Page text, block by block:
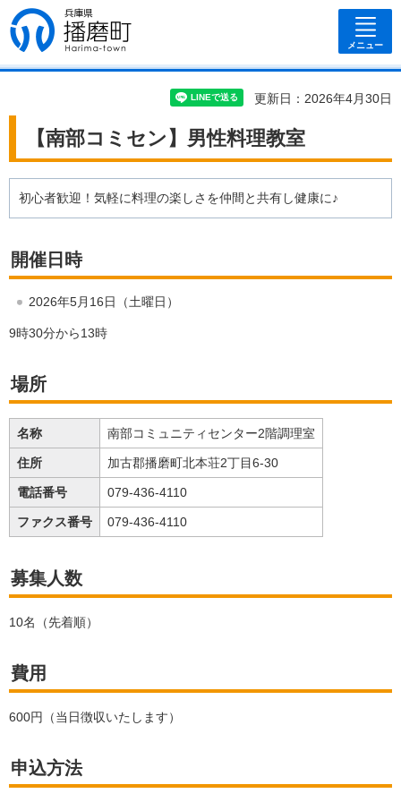
兵庫県 播磨
町
メニュー
更新日：2026年4月30日
【南部コミセン】男性料理教室
初心者歓迎！気軽に料理の楽しさを仲間と共有し健康に♪
開催日時
2026年5月16日（土曜日）
9時30分から13時
場所
名称 南部コミュニティセンター2階調理室
住所 加古郡播磨町北本荘2丁目6-30
電話番号 079-436-4110
ファクス番号 079-436-4110
募集人数
10名（先着順）
費用
600円（当日徴収いたします）
申込方法